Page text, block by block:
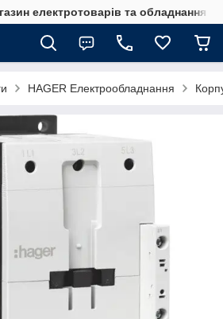
електротоварів та обладнання
HAGER Електрообладнання